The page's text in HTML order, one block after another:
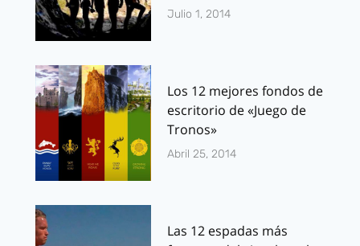
Julio 1, 2014
Los 12 mejores fondos de
escritorio de «Juego de
Tronos»
Abril 25, 2014
Las 12 espadas más